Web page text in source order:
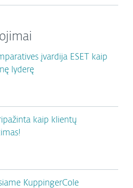
įvardija ESET kaip
lyderę
kaip klientų
KuppingerCole